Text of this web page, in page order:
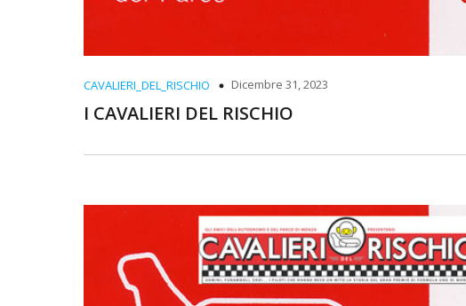
CAVALIERI_DEL_RISCHIO Dicembre 31, 2023
I CAVALIERI DEL RISCHIO